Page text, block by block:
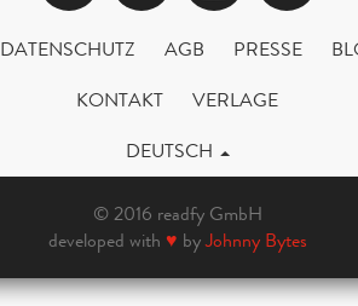
DATENSCHUTZ AGB PRESSE
KONTAKT
VERLAGE
DEUTSCH
© 2016 readfy GmbH
developed with ♥ byJohnny Bytes